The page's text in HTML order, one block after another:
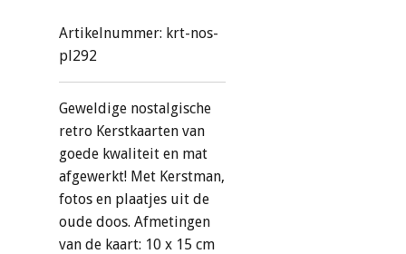
Artikelnummer: krt-nos-
pl292
Geweldige nostalgische
retro Kerstkaarten van
goede kwaliteit en mat
afgewerkt! Met Kerstman,
fotos en plaatjes uit de
oude doos. Afmetingen
van de kaart: 10 x 15 cm